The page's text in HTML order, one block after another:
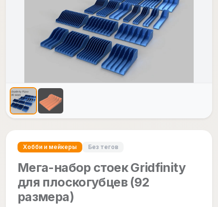
Хобби и мейкеры Без тегов
Мега-набор стоек Gridfinity
для плоскогубцев (92
размера)